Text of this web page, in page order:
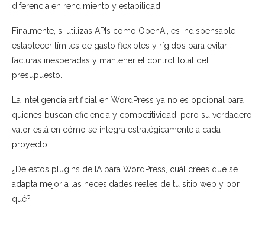
diferencia en rendimiento y estabilidad.
Finalmente, si utilizas APIs como OpenAI, es indispensable
establecer límites de gasto flexibles y rígidos para evitar
facturas inesperadas y mantener el control total del
presupuesto.
La inteligencia artificial en WordPress ya no es opcional para
quienes buscan eficiencia y competitividad, pero su verdadero
valor está en cómo se integra estratégicamente a cada
proyecto.
¿De estos plugins de IA para WordPress, cuál crees que se
adapta mejor a las necesidades reales de tu sitio web y por
qué?